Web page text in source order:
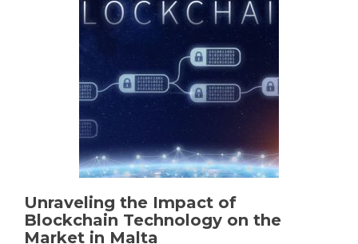
im
Großhandel
Ihre
zuverlässigen
Lieferanten
für
Arganöl,
Unraveling the Impact of
Blockchain Technology on the
Market in Malta